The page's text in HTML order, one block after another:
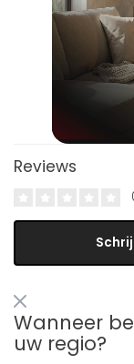
Reviews
Wanneer
uw regio?